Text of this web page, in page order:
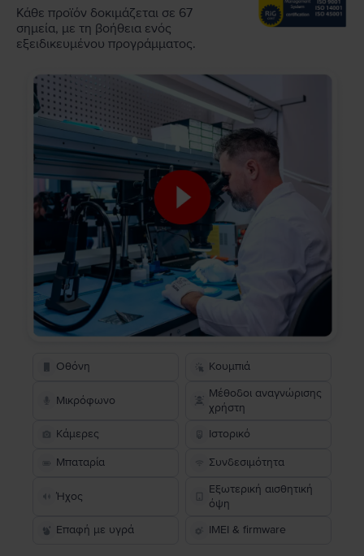
Κάθε προϊόν δοκιμάζεται σε 67
σημεία, με τη βοήθεια ενός
εξειδικευμένου προγράμματος.
Οθόνη Κουμπιά
Μικρόφωνο
Μέθοδοι αναγνώρισης
χρήστη
Κάμερες
Ιστορικό
Μπαταρία Συνδεσιμότητα
Ήχος
Εξωτερική αισθητική
όψη
Επαφή με υγρά
IMEI & firmware